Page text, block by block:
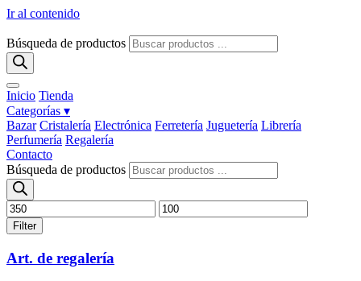
Ir al contenido
Búsqueda de productos
Inicio Tienda
Categorías ▾
Bazar Cristalería Electrónica Ferretería Juguetería Librería
Perfumería Regalería
Contacto
Búsqueda de productos
Filter
Art. de regalería